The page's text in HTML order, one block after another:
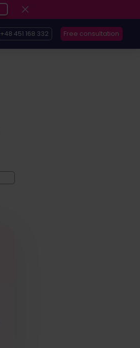
+48 451 168 332 Free consultation